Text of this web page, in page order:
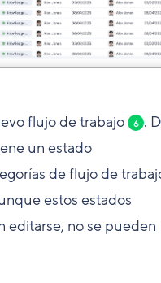
flujo de trabajo 6 .
un estado
de flujo de
estos estados
no se pueden